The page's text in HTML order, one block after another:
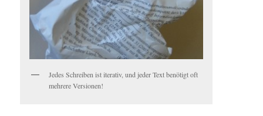
Jedes Schreiben ist iterativ, und jeder Text benötigt oft
mehrere Versionen!